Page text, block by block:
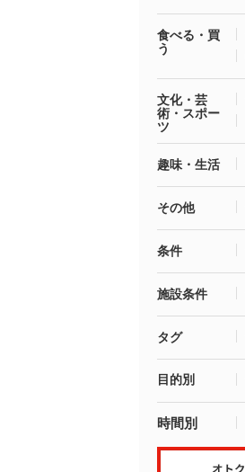
食べる・買
う
文化・芸
術・スポー
ツ
趣味・生活
その他
条件
施設条件
タグ
目的別
時間別